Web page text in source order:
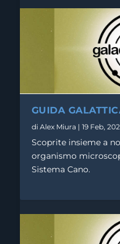
GUIDA
Inserito daAlex Miura|
GUIDA
Inserito daAlex Miura|8
GUIDA
Inserito daAlex Miura|3
GUIDA
di Alex Miura | 19 Feb,
Scoprite insieme a
organismo
Sistema Cano.